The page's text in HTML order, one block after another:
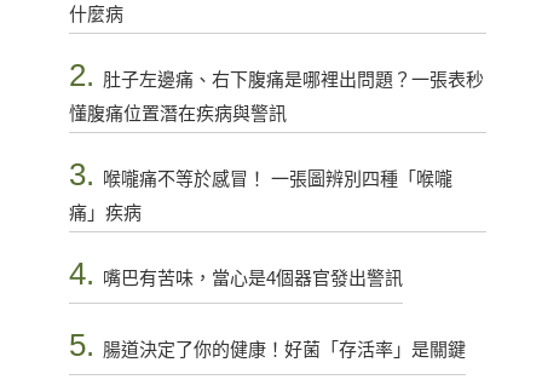
什麼病
2. 肚子左邊痛、右下腹痛是哪裡出問題？一張表秒
懂腹痛位置潛在疾病與警訊
3.
喉嚨痛不等於感冒！ 一張圖辨別四種「喉嚨
痛」疾病
4. 嘴巴有苦味，當心是4個器官發出警訊
5. 腸道決定了你的健康！好菌「存活率」是關鍵